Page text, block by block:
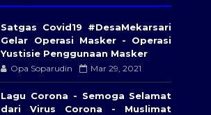
Satgas Covid19 #DesaMekarsari​
Gelar Operasi Masker - Operasi
Yustisie Penggunaan Masker
Opa Soparudin Mar 29, 2021
Lagu Corona - Semoga Selamat
dari Virus Corona - Muslimat